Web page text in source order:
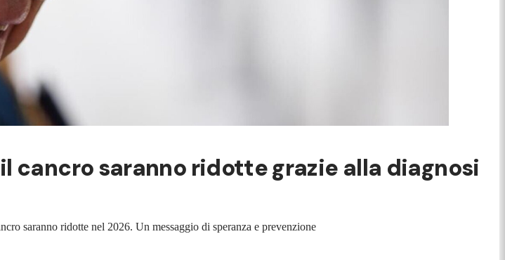
cancro saranno ridotte grazie alla diagnosi
saranno ridotte nel 2026. Un messaggio di speranza e prevenzione